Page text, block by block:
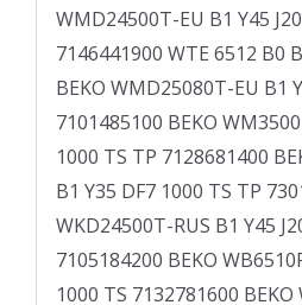
WMD24500T-EU B1 Y45
7146441900 WTE 6512 B0
BEKO WMD25080T-EU B1
7101485100 BEKO
1000 TS TP 7128681400
B1 Y35 DF7 1000 TS TP
WKD24500T-RUS B1 Y45
7105184200 BEKO
1000 TS 7132781600